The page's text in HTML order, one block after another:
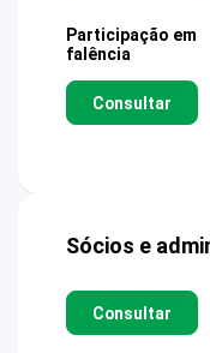
Participação em
falência
Consultar
Sócios e
Consultar